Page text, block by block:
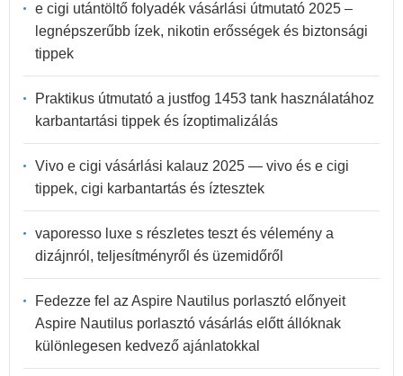
e cigi utántöltő folyadék vásárlási útmutató 2025 –
legnépszerűbb ízek, nikotin erősségek és biztonsági
tippek
Praktikus útmutató a justfog 1453 tank használatához
karbantartási tippek és ízoptimalizálás
Vivo e cigi vásárlási kalauz 2025 — vivo és e cigi
tippek, cigi karbantartás és íztesztek
vaporesso luxe s részletes teszt és vélemény a
dizájnról, teljesítményről és üzemidőről
Fedezze fel az Aspire Nautilus porlasztó előnyeit
Aspire Nautilus porlasztó vásárlás előtt állóknak
különlegesen kedvező ajánlatokkal